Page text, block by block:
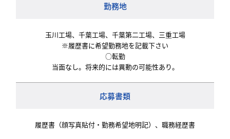
勤務地
玉川工場、千葉工場、千葉第二工場、三重工場
※履歴書に希望勤務地を記載下さい
○転勤
当面なし。将来的には異動の可能性あり。
応募書類
履歴書（顔写真貼付・勤務希望地明記）、職務経歴書